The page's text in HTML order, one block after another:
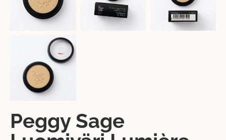
Peggy Sage